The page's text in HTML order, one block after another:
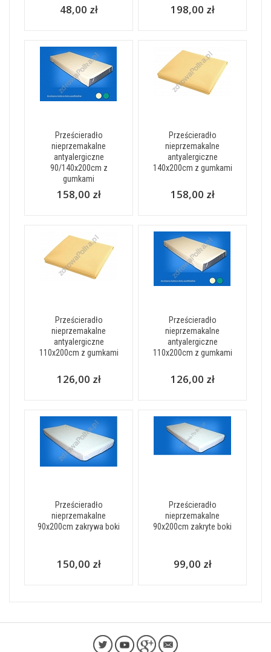
48,00 zł 198,00 zł
Prześcieradło
nieprzemakalne
antyalergiczne
90/140x200cm z
gumkami
158,00 zł
Prześcieradło
nieprzemakalne
antyalergiczne
140x200cm z gumkami
158,00 zł
Prześcieradło
nieprzemakalne
antyalergiczne
110x200cm z gumkami
126,00 zł
Prześcieradło
nieprzemakalne
antyalergiczne
110x200cm z gumkami
126,00 zł
Prześcieradło
nieprzemakalne
90x200cm zakrywa boki
150,00 zł
Prześcieradło
nieprzemakalne
90x200cm zakryte boki
99,00 zł